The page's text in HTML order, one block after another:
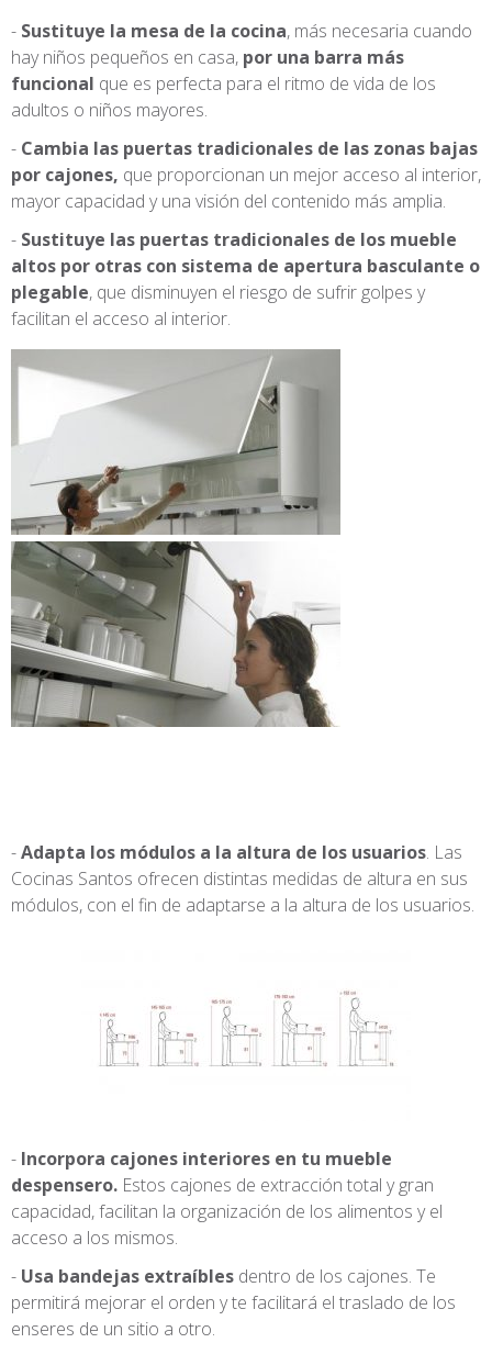
Sustituye la mesa de la cocina, más necesaria cuando
hay niños pequeños en casa, por una barra más
funcional que es perfecta para el ritmo de vida de los
adultos o niños mayores.
Cambia las puertas tradicionales de las zonas bajas
por cajones, que proporcionan un mejor acceso al interior,
mayor capacidad y una visión del contenido más amplia.
Sustituye las puertas tradicionales de los mueble
altos por otras con sistema de apertura basculante o
plegable, que disminuyen el riesgo de sufrir golpes y
facilitan el acceso al interior.
Adapta los módulos a la altura de los usuarios. Las
Cocinas Santos ofrecen distintas medidas de altura en sus
módulos, con el fin de adaptarse a la altura de los usuarios.
Incorpora cajones interiores en tu mueble
despensero. Estos cajones de extracción total y gran
capacidad, facilitan la organización de los alimentos y el
acceso a los mismos.
Usa bandejas extraíbles dentro de los cajones. Te
permitirá mejorar el orden y te facilitará el traslado de los
enseres de un sitio a otro.